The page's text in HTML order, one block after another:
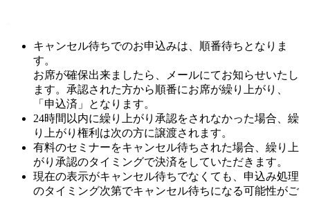
キャンセル待ちでのお申込みは、順番待ちとなりま
す。
お席が確保出来ましたら、メールにてお知らせいたし
ます。承認された方から順番にお席が繰り上がり、
「申込済」となります。
24時間以内に繰り上がり承認をされなかった場合、繰
り上がり権利は次の方に譲渡されます。
有料のセミナーをキャンセル待ちされた場合、繰り上
がり承認のタイミングで決済をしていただきます。
現在の表示がキャンセル待ちでなくても、申込み処理
のタイミング次第でキャンセル待ちになる可能性がご